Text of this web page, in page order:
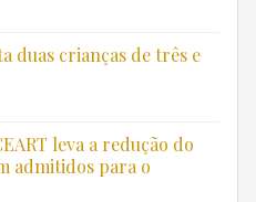
duas crianças de três e
leva a redução do
admitidos para o